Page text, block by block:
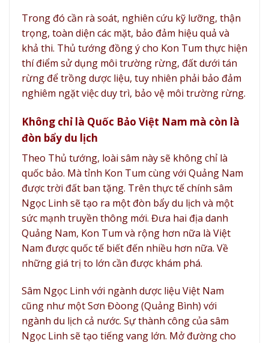
Trong đó cần rà soát, nghiên cứu kỹ lưỡng, thận
trọng, toàn diện các mặt, bảo đảm hiệu quả và
khả thi. Thủ tướng đồng ý cho Kon Tum thực hiện
thí điểm sử dụng môi trường rừng, đất dưới tán
rừng để trồng dược liệu, tuy nhiên phải bảo đảm
nghiêm ngặt việc duy trì, bảo vệ môi trường rừng.
Không chỉ là Quốc Bảo Việt Nam mà còn là
đòn bẩy du lịch
Theo Thủ tướng, loài sâm này sẽ không chỉ là
quốc bảo. Mà tỉnh Kon Tum cùng với Quảng Nam
được trời đất ban tặng. Trên thực tế chính sâm
Ngọc Linh sẽ tạo ra một đòn bẩy du lịch và một
sức mạnh truyền thông mới. Đưa hai địa danh
Quảng Nam, Kon Tum và rộng hơn nữa là Việt
Nam được quốc tế biết đến nhiều hơn nữa. Về
những giá trị to lớn cần được khám phá.
Sâm Ngọc Linh với ngành dược liệu Việt Nam
cũng như một Sơn Đòong (Quảng Bình) với
ngành du lịch cả nước. Sự thành công của sâm
Ngọc Linh sẽ tạo tiếng vang lớn. Mở đường cho